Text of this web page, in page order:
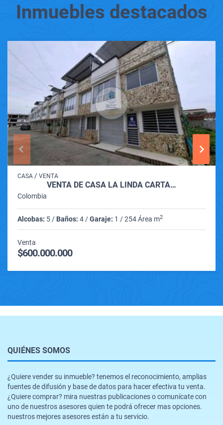
Inmuebles destacados
CASA / VENTA
VENTA DE CASA LA LINDA CARTA…
Colombia
Alcobas: 5 / Baños: 4 /Garaje: 1 / 254 Área m2
Venta
$600.000.000
QUIÉNES SOMOS
¿Quiere vender su inmueble? tenemos el reconocimiento, amplias
fuentes de difusión y base de datos para hacer efectiva tu venta.
¿Quiere comprar? mira nuestras publicaciones o comunícate con
uno de nuestros asesores quien te podrá ofrecer mas opciones.
nuestros mejores asesores están a tu servicio.